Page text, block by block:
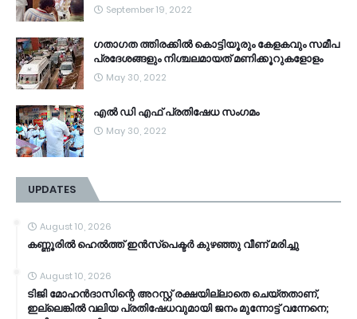
September 19, 2022
ഗതാഗത ത്തിരക്കിൽ കൊട്ടിയൂരും കേളകവും സമീപ
പ്രദേശങ്ങളും നിശ്ചലമായത് മണിക്കൂറുകളോളം
May 30, 2022
എൽ ഡി എഫ് പ്രതിഷേധ സംഗമം
May 30, 2022
UPDATES
August 10, 2026
കണ്ണൂരിൽ ഹെൽത്ത്‌ ഇൻസ്‌പെക്ടർ കുഴഞ്ഞു വീണ് മരിച്ചു
August 10, 2026
ടിജി മോഹൻദാസിന്റെ അറസ്റ്റ് രക്ഷയില്ലാതെ ചെയ്തതാണ്,
ഇല്ലെങ്കിൽ വലിയ പ്രതിഷേധവുമായി ജനം മുന്നോട്ട് വന്നേനെ;